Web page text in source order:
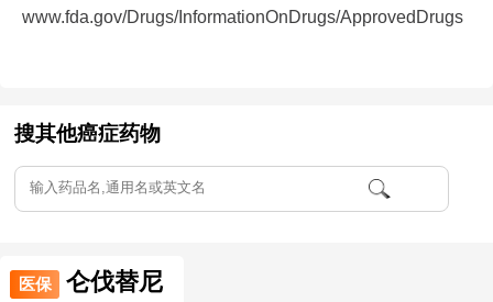
www.fda.gov/Drugs/InformationOnDrugs/ApprovedDrugs
搜其他癌症药物
医保 仑伐替尼